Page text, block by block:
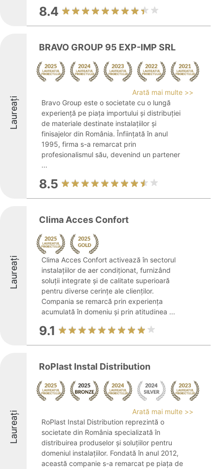
8.4
Laureați
BRAVO GROUP 95 EXP-IMP SRL
Arată mai multe >>
Bravo Group este o societate cu o lungă
experiență pe piața importului și distribuției
de materiale destinate instalațiilor și
finisajelor din România. Înființată în anul
1995, firma s-a remarcat prin
profesionalismul său, devenind un partener
...
8.5
Laureați
Clima Acces Confort
Clima Acces Confort activează în sectorul
instalațiilor de aer condiționat, furnizând
soluții integrate și de calitate superioară
pentru diverse cerințe ale clienților.
Compania se remarcă prin experiența
acumulată în domeniu și prin atitudinea ...
9.1
Laureați
RoPlast Instal Distribution
Arată mai multe >>
RoPlast Instal Distribution reprezintă o
societate din România specializată în
distribuirea produselor și soluțiilor pentru
domeniul instalațiilor. Fondată în anul 2012,
această companie s-a remarcat pe piața de